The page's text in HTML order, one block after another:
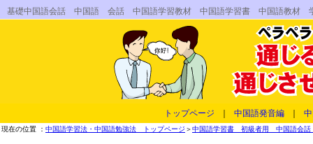
基礎中国語会話 中国語 会話 中国語学習教材 中国語学習書 中国語教材
トップページ 中国語発音編
現在の位置 ： 中国語学習法・中国語勉強法 トップページ ＞中国語学習書 初級者用 中国語会話